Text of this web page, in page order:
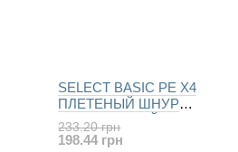
SELECT BASIC PE X4
ПЛЕТЕНЫЙ ШНУР
РЫБОЛОВНЫЙ 150м
(салатовый)
233.20 грн
198.44 грн